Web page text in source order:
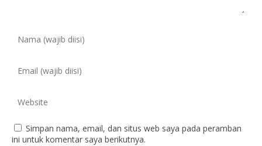
Simpan nama, email, dan situs web saya pada peramban
ini untuk komentar saya berikutnya.